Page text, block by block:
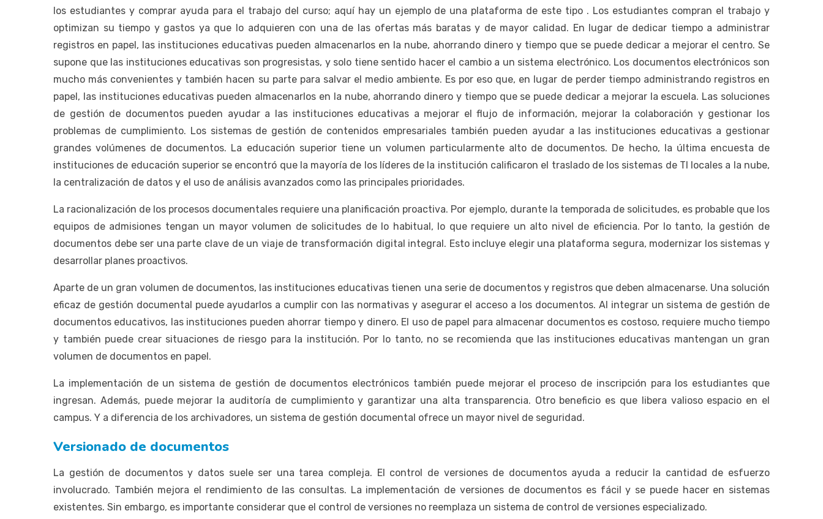
los estudiantes y comprar ayuda para el trabajo del curso; aquí hay un ejemplo de una plataforma de este tipo . Los estudiantes compran el trabajo y
optimizan su tiempo y gastos ya que lo adquieren con una de las ofertas más baratas y de mayor calidad. En lugar de dedicar tiempo a administrar
registros en papel, las instituciones educativas pueden almacenarlos en la nube, ahorrando dinero y tiempo que se puede dedicar a mejorar el centro. Se
supone que las instituciones educativas son progresistas, y solo tiene sentido hacer el cambio a un sistema electrónico. Los documentos electrónicos son
mucho más convenientes y también hacen su parte para salvar el medio ambiente. Es por eso que, en lugar de perder tiempo administrando registros en
papel, las instituciones educativas pueden almacenarlos en la nube, ahorrando dinero y tiempo que se puede dedicar a mejorar la escuela. Las soluciones
de gestión de documentos pueden ayudar a las instituciones educativas a mejorar el flujo de información, mejorar la colaboración y gestionar los
problemas de cumplimiento. Los sistemas de gestión de contenidos empresariales también pueden ayudar a las instituciones educativas a gestionar
grandes volúmenes de documentos. La educación superior tiene un volumen particularmente alto de documentos. De hecho, la última encuesta de
instituciones de educación superior se encontró que la mayoría de los líderes de la institución calificaron el traslado de los sistemas de TI locales a la nube,
la centralización de datos y el uso de análisis avanzados como las principales prioridades.
La racionalización de los procesos documentales requiere una planificación proactiva. Por ejemplo, durante la temporada de solicitudes, es probable que los
equipos de admisiones tengan un mayor volumen de solicitudes de lo habitual, lo que requiere un alto nivel de eficiencia. Por lo tanto, la gestión de
documentos debe ser una parte clave de un viaje de transformación digital integral. Esto incluye elegir una plataforma segura, modernizar los sistemas y
desarrollar planes proactivos.
Aparte de un gran volumen de documentos, las instituciones educativas tienen una serie de documentos y registros que deben almacenarse. Una solución
eficaz de gestión documental puede ayudarlos a cumplir con las normativas y asegurar el acceso a los documentos. Al integrar un sistema de gestión de
documentos educativos, las instituciones pueden ahorrar tiempo y dinero. El uso de papel para almacenar documentos es costoso, requiere mucho tiempo
y también puede crear situaciones de riesgo para la institución. Por lo tanto, no se recomienda que las instituciones educativas mantengan un gran
volumen de documentos en papel.
La implementación de un sistema de gestión de documentos electrónicos también puede mejorar el proceso de inscripción para los estudiantes que
ingresan. Además, puede mejorar la auditoría de cumplimiento y garantizar una alta transparencia. Otro beneficio es que libera valioso espacio en el
campus. Y a diferencia de los archivadores, un sistema de gestión documental ofrece un mayor nivel de seguridad.
Versionado de documentos
La gestión de documentos y datos suele ser una tarea compleja. El control de versiones de documentos ayuda a reducir la cantidad de esfuerzo
involucrado. También mejora el rendimiento de las consultas. La implementación de versiones de documentos es fácil y se puede hacer en sistemas
existentes. Sin embargo, es importante considerar que el control de versiones no reemplaza un sistema de control de versiones especializado.